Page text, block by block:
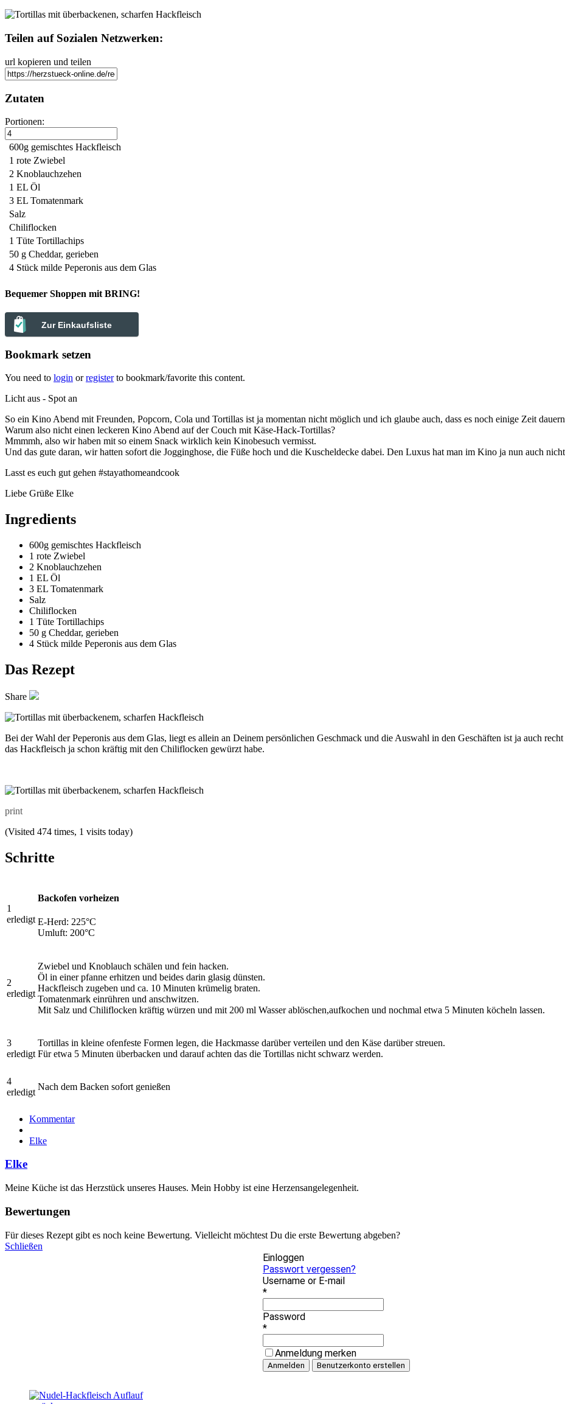
Teilen auf Sozialen Netzwerken:
url kopieren und teilen
Zutaten
Portionen:
600g gemischtes Hackfleisch
1 rote Zwiebel
2 Knoblauchzehen
1 EL Öl
3 EL Tomatenmark
Salz
Chiliflocken
1 Tüte Tortillachips
50 g Cheddar, gerieben
4 Stück milde Peperonis aus dem Glas
Bequemer Shoppen mit BRING!
Zur Einkaufsliste
Bookmark setzen
You need to login orregisterto bookmark/favorite this content.
Licht aus - Spot an
So ein Kino Abend mit Freunden, Popcorn, Cola und Tortillas ist ja momentan nicht möglich und ich glaube auch, dass es noch einige Zeit
Warum also nicht einen leckeren Kino Abend auf der Couch mit Käse-Hack-Tortillas?
Mmmmh, also wir haben mit so einem Snack wirklich kein Kinobesuch vermisst.
Und das gute daran, wir hatten sofort die Jogginghose, die Füße hoch und die Kuscheldecke dabei. Den Luxus hat man im Kino ja nun auch
Lasst es euch gut gehen #stayathomeandcook
Liebe Grüße Elke
Ingredients
600g gemischtes Hackfleisch
1 rote Zwiebel
2 Knoblauchzehen
1 EL Öl
3 EL Tomatenmark
Salz
Chiliflocken
1 Tüte Tortillachips
50 g Cheddar, gerieben
4 Stück milde Peperonis aus dem Glas
Das Rezept
Share
Bei der Wahl der Peperonis aus dem Glas, liegt es allein an Deinem persönlichen Geschmack und die Auswahl in den Geschäften ist ja auch
das Hackfleisch ja schon kräftig mit den Chiliflocken gewürzt habe.
print
(Visited 474 times, 1 visits today)
Schritte
1
erledigt
Backofen vorheizen
E-Herd: 225°C
Umluft: 200°C
2
erledigt
Zwiebel und Knoblauch schälen und fein hacken.
Öl in einer pfanne erhitzen und beides darin glasig dünsten.
Hackfleisch zugeben und ca. 10 Minuten krümelig braten.
Tomatenmark einrühren und anschwitzen.
Mit Salz und Chiliflocken kräftig würzen und mit 200 ml Wasser ablöschen,aufkochen und nochmal etwa 5 Minuten köcheln lassen.
3
erledigt
Tortillas in kleine ofenfeste Formen legen, die Hackmasse darüber verteilen und den Käse darüber streuen.
Für etwa 5 Minuten überbacken und darauf achten das die Tortillas nicht schwarz werden.
4
erledigt
Nach dem Backen sofort genießen
Kommentar
Elke
Elke
Meine Küche ist das Herzstück unseres Hauses. Mein Hobby ist eine Herzensangelegenheit.
Bewertungen
Für dieses Rezept gibt es noch keine Bewertung. Vielleicht möchtest Du die erste Bewertung abgeben?
Schließen
Einloggen
Passwort vergessen?
Username or E-mail
*
Password
*
Anmeldung merken